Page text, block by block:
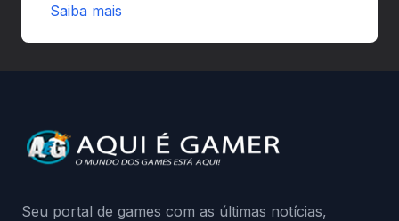
preload e avisa que quem usar versões não
da Playground: negação do preload,
medidas contra acessos não autorizados
Saiba mais
Seu portal de games com as últimas notícias,